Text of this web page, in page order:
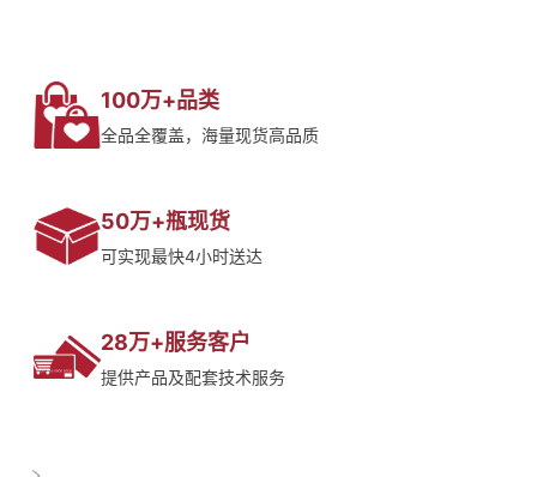
100万+品类
全品全覆盖，海量现货高品质
50万+瓶现货
可实现最快4小时送达
28万+服务客户
提供产品及配套技术服务